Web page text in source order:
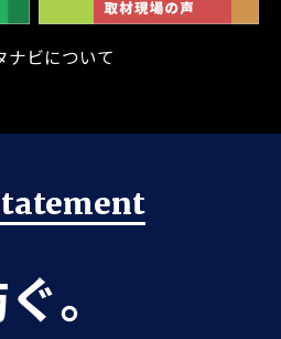
ビについて
。